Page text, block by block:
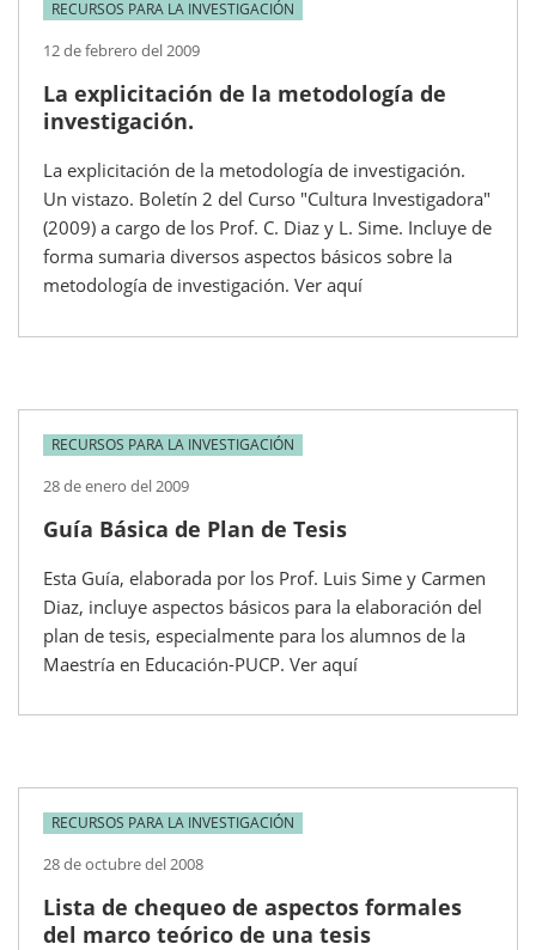
RECURSOS PARA LA INVESTIGACIÓN
12 de febrero del 2009
La explicitación de la metodología de
investigación.
La explicitación de la metodología de investigación.
Un vistazo. Boletín 2 del Curso "Cultura Investigadora"
(2009) a cargo de los Prof. C. Diaz y L. Sime. Incluye de
forma sumaria diversos aspectos básicos sobre la
metodología de investigación. Ver aquí
RECURSOS PARA LA INVESTIGACIÓN
28 de enero del 2009
Guía Básica de Plan de Tesis
Esta Guía, elaborada por los Prof. Luis Sime y Carmen
Diaz, incluye aspectos básicos para la elaboración del
plan de tesis, especialmente para los alumnos de la
Maestría en Educación-PUCP. Ver aquí
RECURSOS PARA LA INVESTIGACIÓN
28 de octubre del 2008
Lista de chequeo de aspectos formales
del marco teórico de una tesis